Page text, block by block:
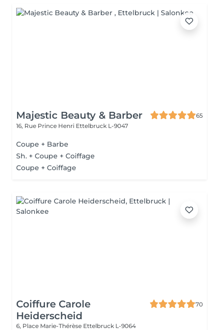
Majestic Beauty & Barber
65
16, Rue Prince Henri Ettelbruck L-9047
Coupe + Barbe
Sh. + Coupe + Coiffage
Coupe + Coiffage
Coiffure Carole
Heiderscheid
70
6, Place Marie-Thérèse Ettelbruck L-9064